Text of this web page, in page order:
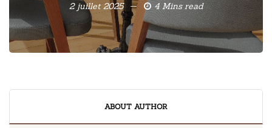
2 juillet 2025 4 Mins read
ABOUT AUTHOR